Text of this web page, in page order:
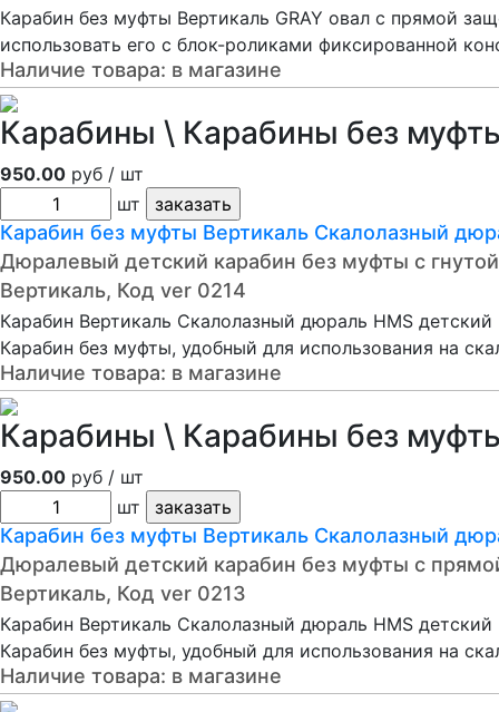
Карабин без муфты Вертикаль GRAY овал с прямой
использовать его с блок-роликами фиксированной
Наличие товара: в магазине
Карабины \ Карабины без
950.00 руб / шт
шт
Карабин без муфты Вертикаль Cкалолазный
Дюралевый детский карабин без муфты с
Вертикаль, Код ver 0214
Карабин Вертикаль Cкалолазный дюраль HMS
Карабин без муфты, удобный для использования на
Наличие товара: в магазине
Карабины \ Карабины без
950.00 руб / шт
шт
Карабин без муфты Вертикаль Cкалолазный
Дюралевый детский карабин без муфты с
Вертикаль, Код ver 0213
Карабин Вертикаль Cкалолазный дюраль HMS
Карабин без муфты, удобный для использования на
Наличие товара: в магазине